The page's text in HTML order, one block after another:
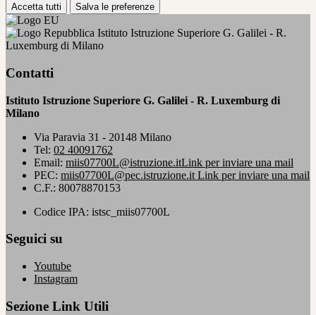
Accetta tutti Salva le preferenze
Istituto Istruzione Superiore G. Galilei - R.
Luxemburg di Milano
Contatti
Istituto Istruzione Superiore G. Galilei - R. Luxemburg di
Milano
Via Paravia 31 - 20148 Milano
Tel: 02 40091762
Email: miis07700L@istruzione.itLink per inviare una mail
PEC: miis07700L@pec.istruzione.it Link per inviare una mail
C.F.: 80078870153
Codice IPA: istsc_miis07700L
Seguici su
Youtube
Instagram
Sezione Link Utili